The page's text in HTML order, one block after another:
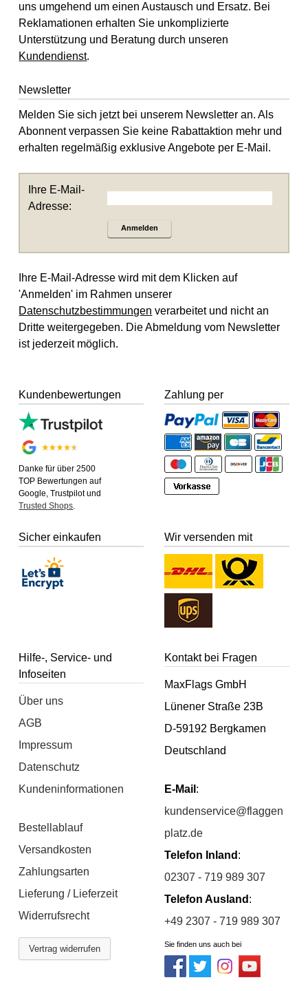
uns umgehend um einen Austausch und Ersatz. Bei
Reklamationen erhalten Sie unkomplizierte
Unterstützung und Beratung durch unseren
Kundendienst.
Newsletter
Melden Sie sich jetzt bei unserem Newsletter an. Als
Abonnent verpassen Sie keine Rabattaktion mehr und
erhalten regelmäßig exklusive Angebote per E-Mail.
Ihre E-Mail-
Adresse:
Anmelden
Ihre E-Mail-Adresse wird mit dem Klicken auf
'Anmelden' im Rahmen unserer
Datenschutzbestimmungen verarbeitet und nicht an
Dritte weitergegeben. Die Abmeldung vom Newsletter
ist jederzeit möglich.
Kundenbewertungen
Danke für über 2500
TOP Bewertungen auf
Google, Trustpilot und
Trusted Shops.
Zahlung per
Sicher einkaufen Wir versenden mit
Hilfe-, Service- und
Infoseiten
Über uns
AGB
Impressum
Datenschutz
Kundeninformationen
Bestellablauf
Versandkosten
Zahlungsarten
Lieferung / Lieferzeit
Widerrufsrecht
Vertrag widerrufen
Kontakt bei Fragen
MaxFlags GmbH
Lünener Straße 23B
D-59192 Bergkamen
Deutschland
E-Mail :
kundenservice@flaggen
platz.de
Telefon Inland :
02307 - 719 989 307
Telefon Ausland :
+49 2307 - 719 989 307
Sie finden uns auch bei